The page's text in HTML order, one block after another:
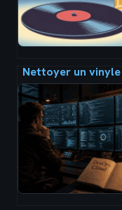
Nettoyer un vinyle
avec du vinaigre
blanc : méthode
sûre et erreurs à
éviter